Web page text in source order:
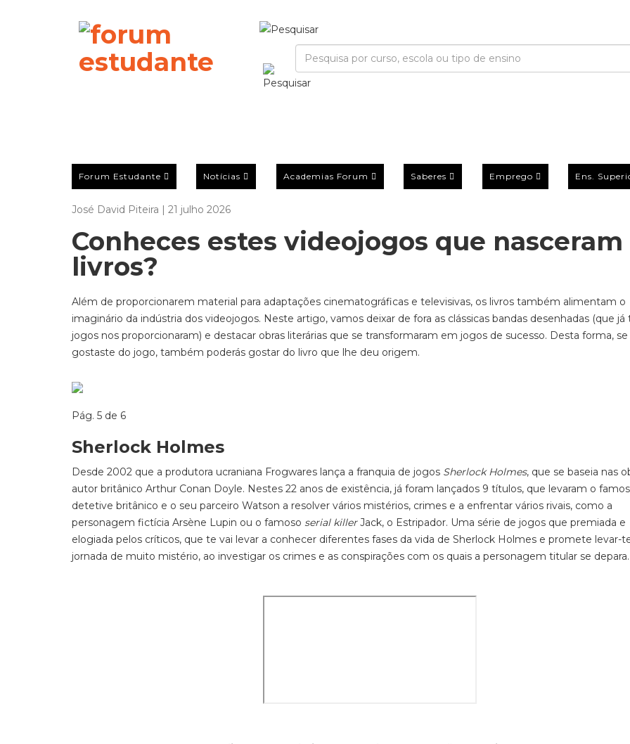
Forum Estudante Notícias Academias Forum Saberes Emprego Ens.
José David Piteira | 21 julho 2026
Conheces estes videojogos que nasceram
livros?
Além de proporcionarem material para adaptações cinematográficas e televisivas, os livros também alimentam o
imaginário da indústria dos videojogos. Neste artigo, vamos deixar de fora as clássicas bandas desenhadas (que já
jogos nos proporcionaram) e destacar obras literárias que se transformaram em jogos de sucesso. Desta forma, se
gostaste do jogo, também poderás gostar do livro que lhe deu origem.
Pág. 5 de 6
Sherlock Holmes
Desde 2002 que a produtora ucraniana Frogwares lança a franquia de jogos Sherlock Holmes, que se baseia nas
autor britânico Arthur Conan Doyle. Nestes 22 anos de existência, já foram lançados 9 títulos, que levaram o
detetive britânico e o seu parceiro Watson a resolver vários mistérios, crimes e a enfrentar vários rivais, como a
personagem fictícia Arsène Lupin ou o famoso serial killerJack, o Estripador. Uma série de jogos que premiada e
elogiada pelos críticos, que te vai levar a conhecer diferentes fases da vida de Sherlock Holmes e promete levar-
jornada de muito mistério, ao investigar os crimes e as conspirações com os quais a personagem titular se depara.